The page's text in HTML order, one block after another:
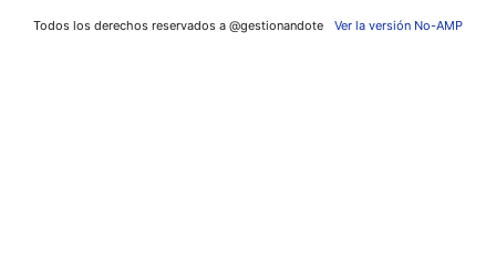
Todos los derechos reservados a @gestionandote Ver la versión No-AMP